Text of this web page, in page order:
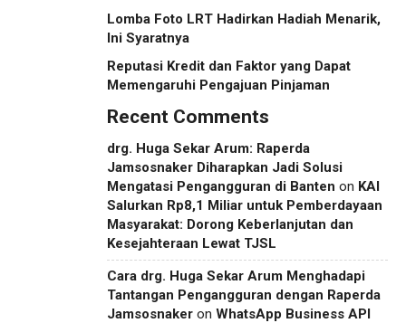
Lomba Foto LRT Hadirkan Hadiah Menarik,
Ini Syaratnya
Reputasi Kredit dan Faktor yang Dapat
Memengaruhi Pengajuan Pinjaman
Recent Comments
drg. Huga Sekar Arum: Raperda
Jamsosnaker Diharapkan Jadi Solusi
Mengatasi Pengangguran di Banten on KAI
Salurkan Rp8,1 Miliar untuk Pemberdayaan
Masyarakat: Dorong Keberlanjutan dan
Kesejahteraan Lewat TJSL
Cara drg. Huga Sekar Arum Menghadapi
Tantangan Pengangguran dengan Raperda
Jamsosnaker on WhatsApp Business API